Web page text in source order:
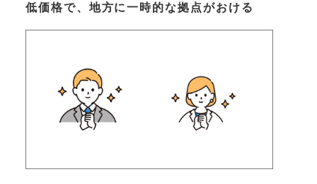
低価格で、地方に一時的な拠点がおける